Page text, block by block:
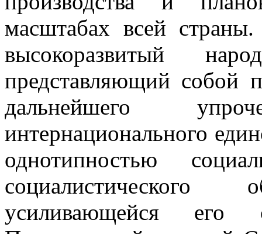
масштабах всей
высокоразвитый
представляющий собой
дальнейшего
интернационального
однотипностью
усиливающейся его